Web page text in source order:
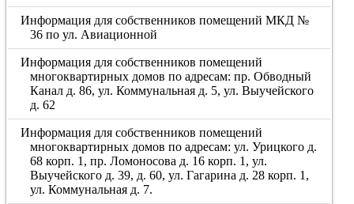
Информация для собственников помещений МКД №
36 по ул. Авиационной
Информация для собственников помещений
многоквартирных домов по адресам: пр. Обводный
Канал д. 86, ул. Коммунальная д. 5, ул. Выучейского
д. 62
Информация для собственников помещений
многоквартирных домов по адресам: ул. Урицкого д.
68 корп. 1, пр. Ломоносова д. 16 корп. 1, ул.
Выучейского д. 39, д. 60, ул. Гагарина д. 28 корп. 1,
ул. Коммунальная д. 7.